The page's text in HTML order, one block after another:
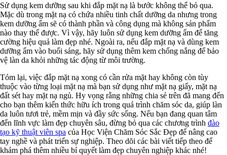
Sử dụng kem dưỡng sau khi đắp mặt nạ là bước không thể bỏ qua.
Mặc dù trong mặt nạ có chứa nhiều tinh chất dưỡng da nhưng trong
kem dưỡng ẩm sẽ có thành phần và công dụng mà không sản phẩm
nào thay thế được. Vì vậy, hãy luôn sử dụng kem dưỡng ẩm để tăng
cường hiệu quả làm đẹp nhé. Ngoài ra, nếu đắp mặt nạ và dùng kem
dưỡng ẩm vào buổi sáng, hãy sử dụng thêm kem chống nắng để bảo
vệ làn da khỏi những tác động từ môi trường.
Tóm lại, việc đắp mặt nạ xong có cần rửa mặt hay không còn tùy
thuộc vào từng loại mặt nạ mà bạn sử dụng như mặt nạ giấy, mặt nạ
đất sét hay mặt nạ ngủ. Hy vọng rằng những chia sẻ trên đã mang đến
cho bạn thêm kiến thức hữu ích trong quá trình chăm sóc da, giúp làn
da luôn tươi trẻ, mềm mịn và đầy sức sống. Nếu bạn đang quan tâm
đến lĩnh vực làm đẹp chuyên sâu, đừng bỏ qua các chương trình đào
tạo kỹ thuật viên spa của Học Viện Chăm Sóc Sắc Đẹp để nâng cao
tay nghề và phát triển sự nghiệp. Theo dõi các bài viết tiếp theo để
khám phá thêm nhiều bí quyết làm đẹp chuyên nghiệp khác nhé!